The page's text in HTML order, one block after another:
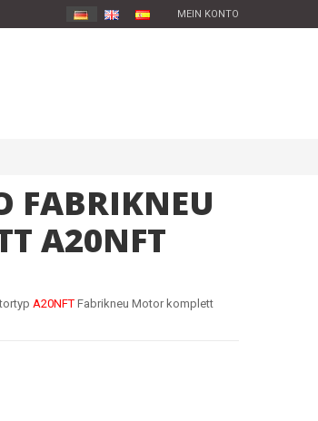
MEIN KONTO
FABRIKNEU
A20NFT
A20NFT Fabrikneu Motor komplett